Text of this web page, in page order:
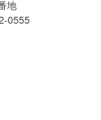
地
0555